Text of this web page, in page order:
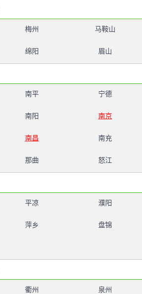
梅州 马鞍山
绵阳 眉山
南平 宁德
南阳 南京
南昌 南充
那曲 怒江
平凉 濮阳
萍乡 盘锦
衢州 泉州